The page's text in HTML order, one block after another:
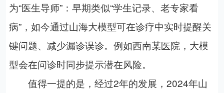
为“医生导师”：早期类似“学生记录、老专家看
病”，如今通过山海大模型可在诊疗中实时提醒关
键问题、减少漏诊误诊。例如西南某医院，大模
型会在问诊时同步提示潜在风险。
值得一提的是，经过2年的发展， 2024年山